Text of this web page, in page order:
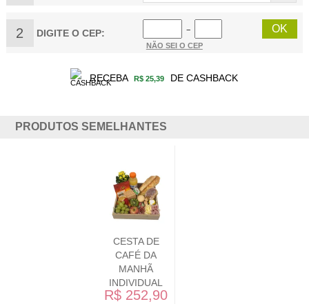
2 DIGITE O CEP:
−
NÃO SEI O CEP
RECEBA R$ 25,39 DE CASHBACK
PRODUTOS SEMELHANTES
CESTA DE
CAFÉ DA
MANHÃ
INDIVIDUAL
R$ 252,90